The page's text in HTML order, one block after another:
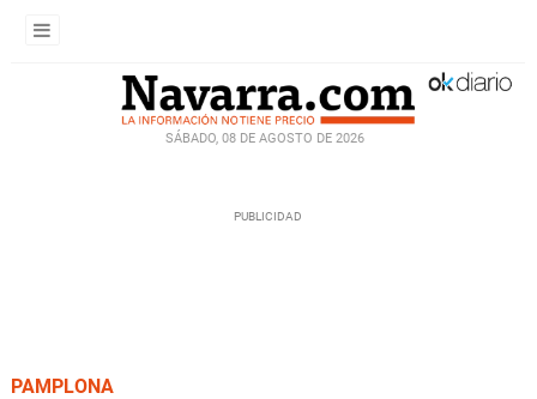
SÁBADO, 08 DE AGOSTO DE 2026
PAMPLONA